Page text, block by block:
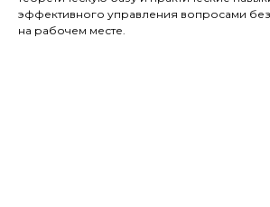
эффективного управления вопросами
на рабочем месте.